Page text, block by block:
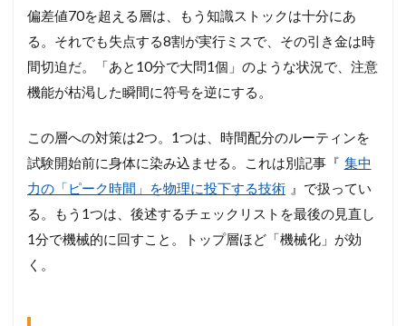
偏差値70を超える層は、もう知識ストックは十分にあ
る。それでも失点する8割が実行ミスで、その引き金は時
間切迫だ。「あと10分で大問1個」のような状況で、注意
機能が枯渇した瞬間に符号を逆にする。
この層への対策は2つ。1つは、時間配分のルーティンを
試験開始前に身体に染み込ませる。これは別記事『 集中
力の「ピーク時間」を物理に投下する技術 』で扱ってい
る。もう1つは、後述するチェックリストを最後の見直し
1分で機械的に回すこと。トップ層ほど「機械化」が効
く。